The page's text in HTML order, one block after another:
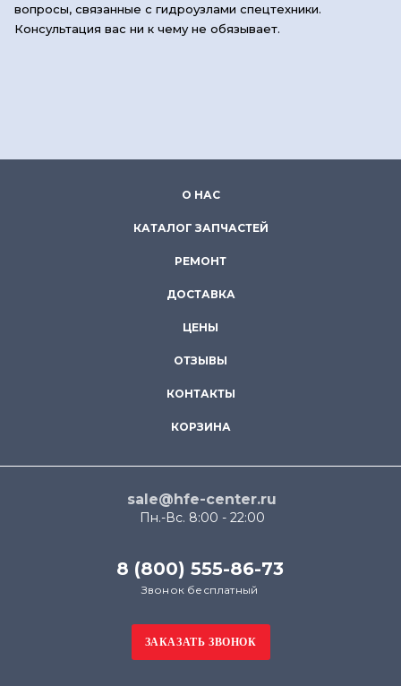
вопросы, связанные с гидроузлами спецтехники.
Консультация вас ни к чему не обязывает.
О НАС
КАТАЛОГ ЗАПЧАСТЕЙ
РЕМОНТ
ДОСТАВКА
ЦЕНЫ
ОТЗЫВЫ
КОНТАКТЫ
КОРЗИНА
sale@hfe-center.ru
Пн.-Вс. 8:00 - 22:00
8 (800) 555-86-73
Звонок бесплатный